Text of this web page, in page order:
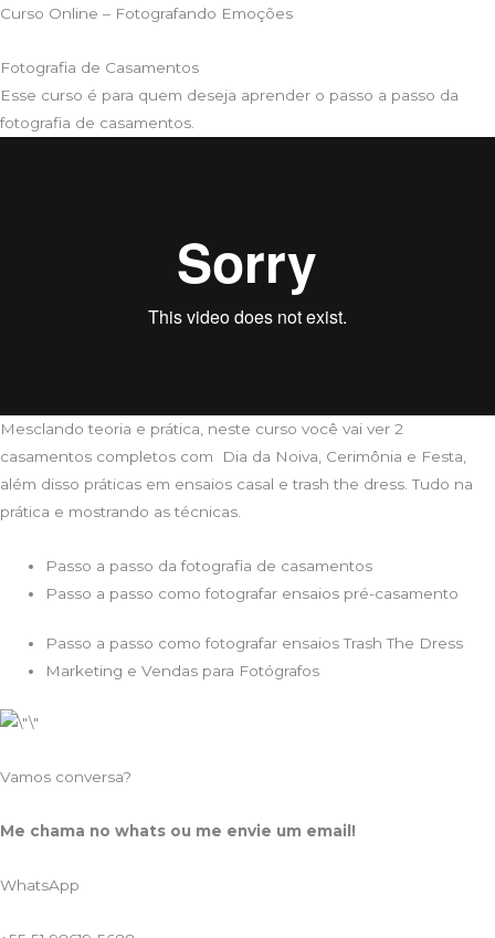
Curso Online – Fotografando Emoções
Fotografia de Casamentos
Esse curso é para quem deseja aprender o passo a passo da
fotografia de casamentos.
Mesclando teoria e prática, neste curso você vai ver 2
casamentos completos com Dia da Noiva, Cerimônia e Festa,
além disso práticas em ensaios casal e trash the dress. Tudo na
prática e mostrando as técnicas.
Passo a passo da fotografia de casamentos
Passo a passo como fotografar ensaios pré-casamento
Passo a passo como fotografar ensaios Trash The Dress
Marketing e Vendas para Fotógrafos
Vamos conversa?
Me chama no whats ou me envie um email!
WhatsApp